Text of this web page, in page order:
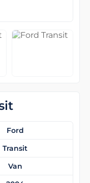
Ford
Transit
Van